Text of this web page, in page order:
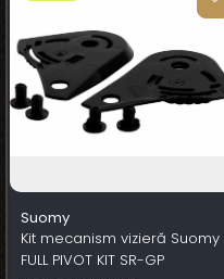
Suomy
Kit mecanism vizieră Suomy
FULL PIVOT KIT SR-GP